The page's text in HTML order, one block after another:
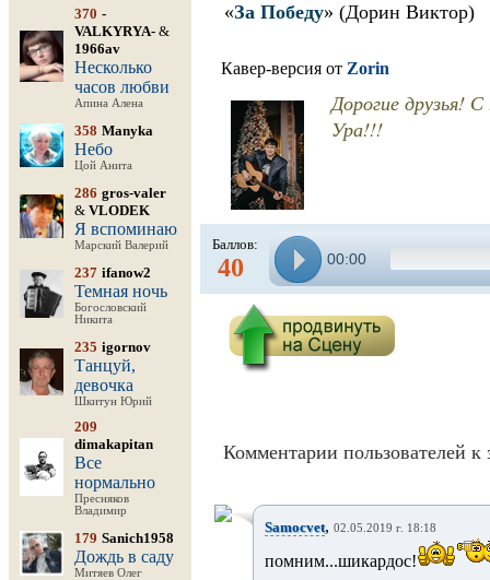
370 -
VALKYRYA- &
1966av
Несколько
часов любви
Апина Алена
358 Manyka
Небо
Цой Анита
286 gros-valer
& VLODEK
Я вспоминаю
Марский Валерий
237 ifanow2
Темная ночь
Богословский
Никита
235 igornov
Танцуй,
девочка
Шкитун Юрий
209
dimakapitan
Все
нормально
Пресняков
Владимир
179 Sanich1958
Дождь в саду
Митяев Олег
«За Победу» (Дорин Виктор)
Кавер-версия от Zorin
Дорогие друзья!
Ура!!!
Баллов:
40 00:00
Комментарии пользователей к
Samocvet, 02.05.2019 г. 18:18
помним...шикардос!